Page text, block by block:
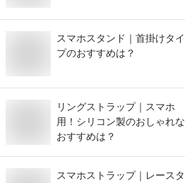
スマホスタンド｜首掛けタイ
プのおすすめは？
リングストラップ｜スマホ
用！シリコン製のおしゃれな
おすすめは？
スマホストラップ｜レースタ